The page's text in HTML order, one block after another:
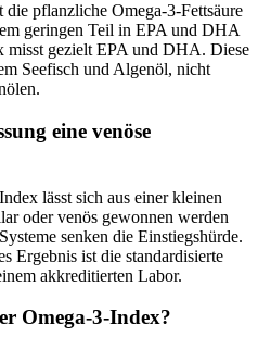
pflanzliche Omega-3-Fettsäure
geringen Teil in EPA und DHA
misst gezielt EPA und DHA. Diese
Seefisch und Algenöl, nicht
eine venöse
lässt sich aus einer kleinen
oder venös gewonnen werden
senken die Einstiegshürde.
Ergebnis ist die standardisierte
akkreditierten Labor.
Omega-3-Index?